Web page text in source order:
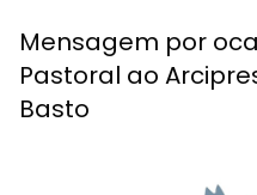
Mensagem por
Pastoral ao
Basto